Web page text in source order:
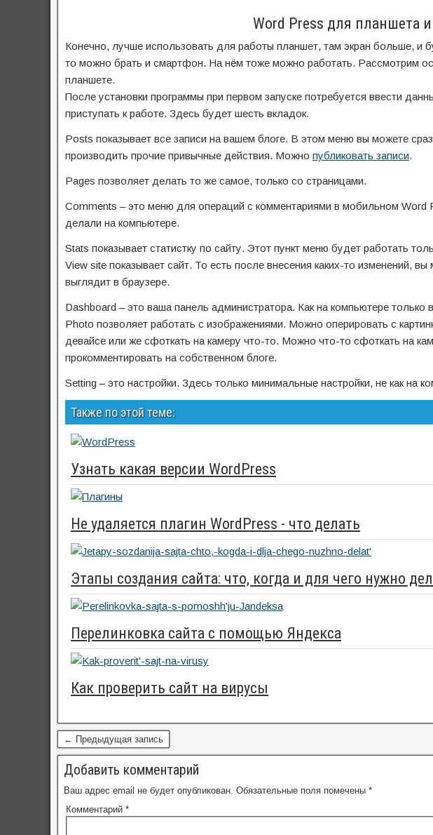
Word Press для планшета
Конечно, лучше использовать для работы планшет, там экран больше, и
то можно брать и смартфон. На нём тоже можно работать. Рассмотрим
планшете.
После установки программы при первом запуске потребуется ввести
приступать к работе. Здесь будет шесть вкладок.
Posts показывает все записи на вашем блоге. В этом меню вы можете
производить прочие привычные действия. Можно публиковать записи.
Pages позволяет делать то же самое, только со страницами.
Comments – это меню для операций с комментариями в мобильном Word
делали на компьютере.
Stats показывает статистку по сайту. Этот пункт меню будет работать
View site показывает сайт. То есть после внесения каких-то изменений,
выглядит в браузере.
Dashboard – это ваша панель администратора. Как на компьютере только
Photo позволяет работать с изображениями. Можно оперировать с
девайсе или же сфоткать на камеру что-то. Можно что-то сфоткать на
прокомментировать на собственном блоге.
Setting – это настройки. Здесь только минимальные настройки, не как на
Также по этой теме:
Узнать какая версии WordPress
Не удаляется плагин WordPress - что делать
Этапы создания сайта: что, когда и для чего нужно
Перелинковка сайта с помощью Яндекса
Как проверить сайт на вирусы
← Предыдущая запись
Добавить комментарий
Ваш адрес email не будет опубликован. Обязательные поля помечены *
Комментарий *